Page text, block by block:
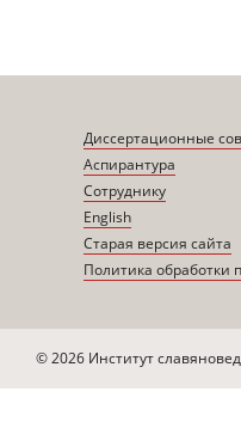
Диссертационные
Аспирантура
Сотруднику
English
Старая версия сайта
Политика обработки
© 2026 Институт